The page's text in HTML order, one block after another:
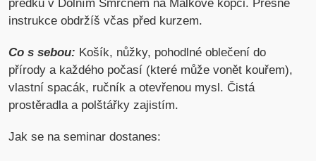
předků v Dolním Smrčném na Málkově kopci. Přesné
instrukce obdržíš včas před kurzem.
Co s sebou: Košík, nůžky, pohodlné oblečení do
přírody a každého počasí (které může vonět kouřem),
vlastní spacák, ručník a otevřenou mysl. Čistá
prostěradla a polštářky zajistím.
Jak se na seminar dostanes: